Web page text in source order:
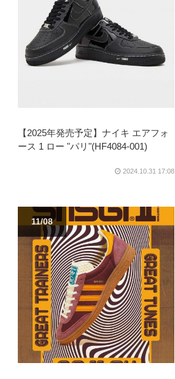
【2025年発売予定】ナイキ エアフォ
ース 1 ロー "パリ"(HF4084-001)
2024.10.31 17:08
11/08